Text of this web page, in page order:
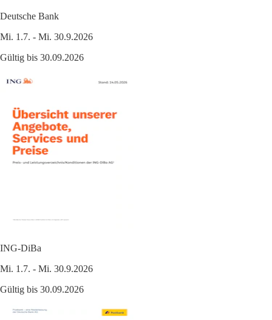
Deutsche Bank
Mi. 1.7. - Mi. 30.9.2026
Gültig bis 30.09.2026
ING-DiBa
Mi. 1.7. - Mi. 30.9.2026
Gültig bis 30.09.2026